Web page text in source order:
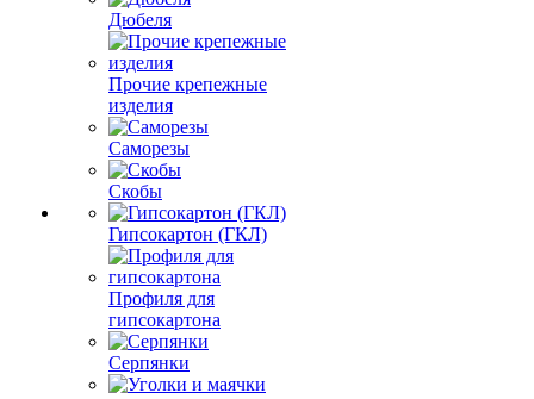
Дюбеля
Прочие крепежные
изделия
Саморезы
Скобы
Гипсокартон (ГКЛ)
Профиля для
гипсокартона
Серпянки